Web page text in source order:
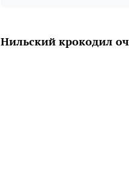
Нильский крокодил